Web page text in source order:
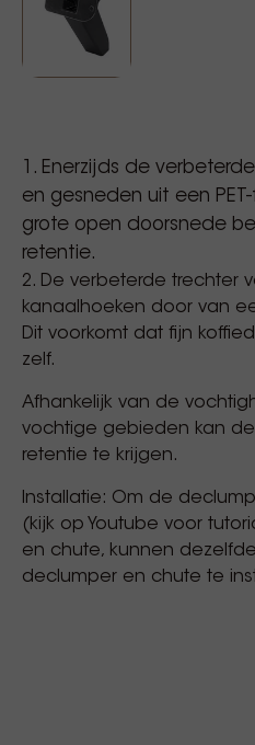
1. Enerzijds de
en gesneden uit een
grote open doorsnede
retentie.
2. De verbeterde trechter
kanaalhoeken door van
Dit voorkomt dat fijn
zelf.
Afhankelijk van de
vochtige gebieden kan
retentie te krijgen.
Installatie: Om de
(kijk op Youtube voor
en chute, kunnen
declumper en chute te